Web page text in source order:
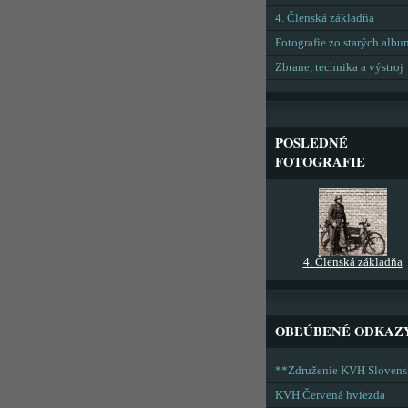
4. Členská základňa
Fotografie zo starých
Zbrane, technika a výstroj
POSLEDNÉ
FOTOGRAFIE
4. Členská základňa
OBĽÚBENÉ
**Združenie KVH
KVH Červená hviezda